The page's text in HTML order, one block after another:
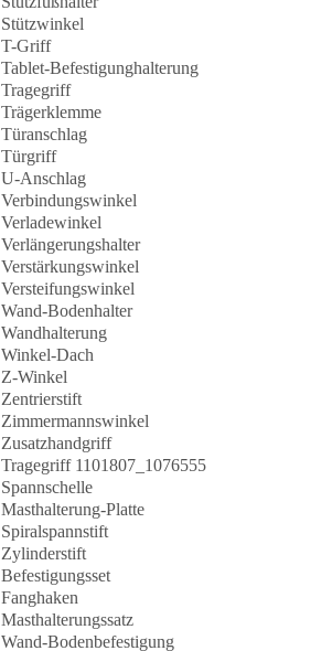
Stützwinkel
T-Griff
Tablet-Befestigunghalterung
Tragegriff
Trägerklemme
Türanschlag
Türgriff
U-Anschlag
Verbindungswinkel
Verladewinkel
Verlängerungshalter
Verstärkungswinkel
Versteifungswinkel
Wand-Bodenhalter
Wandhalterung
Winkel-Dach
Z-Winkel
Zentrierstift
Zimmermannswinkel
Zusatzhandgriff
Tragegriff 1101807_1076555
Spannschelle
Masthalterung-Platte
Spiralspannstift
Zylinderstift
Befestigungsset
Fanghaken
Masthalterungssatz
Wand-Bodenbefestigung